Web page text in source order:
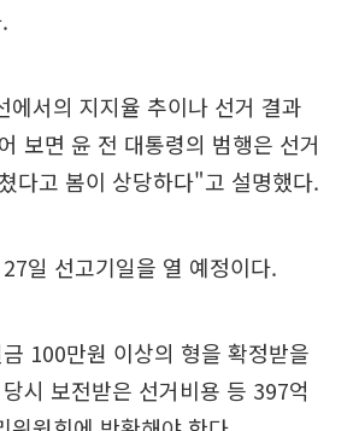
에서의 지지율 추이나 선거 결과
보면 윤 전 대통령의 범행은 선거
다고 봄이 상당하다"고 설명했다.
일 선고기일을 열 예정이다.
100만원 이상의 형을 확정받을
시 보전받은 선거비용 등 397억